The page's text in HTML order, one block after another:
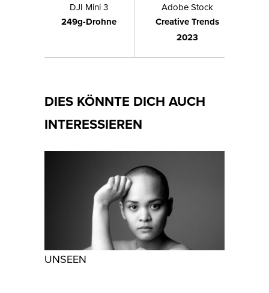
DJI Mini 3
249g-Drohne
Adobe Stock
Creative Trends
2023
DIES KÖNNTE DICH AUCH
INTERESSIEREN
UNSEEN